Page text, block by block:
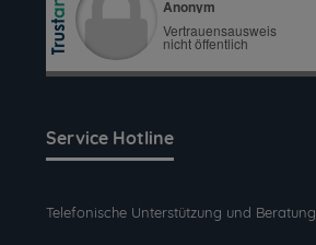
Service Hotline
Telefonische Unterstützung und